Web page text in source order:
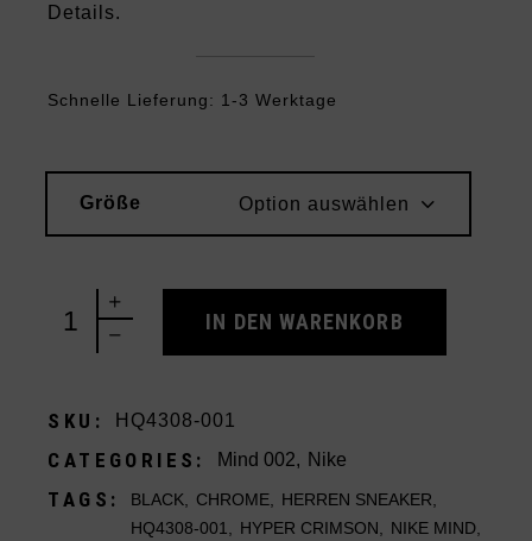
Details.
Schnelle Lieferung: 1-3 Werktage
Größe Option auswählen
Nike Mind 002 Black Hyper Crimson quantity
IN DEN WARENKORB
SKU: HQ4308-001
CATEGORIES: Mind 002, Nike
TAGS: BLACK CHROME HERREN SNEAKER
HQ4308-001
HYPER CRIMSON NIKE MIND